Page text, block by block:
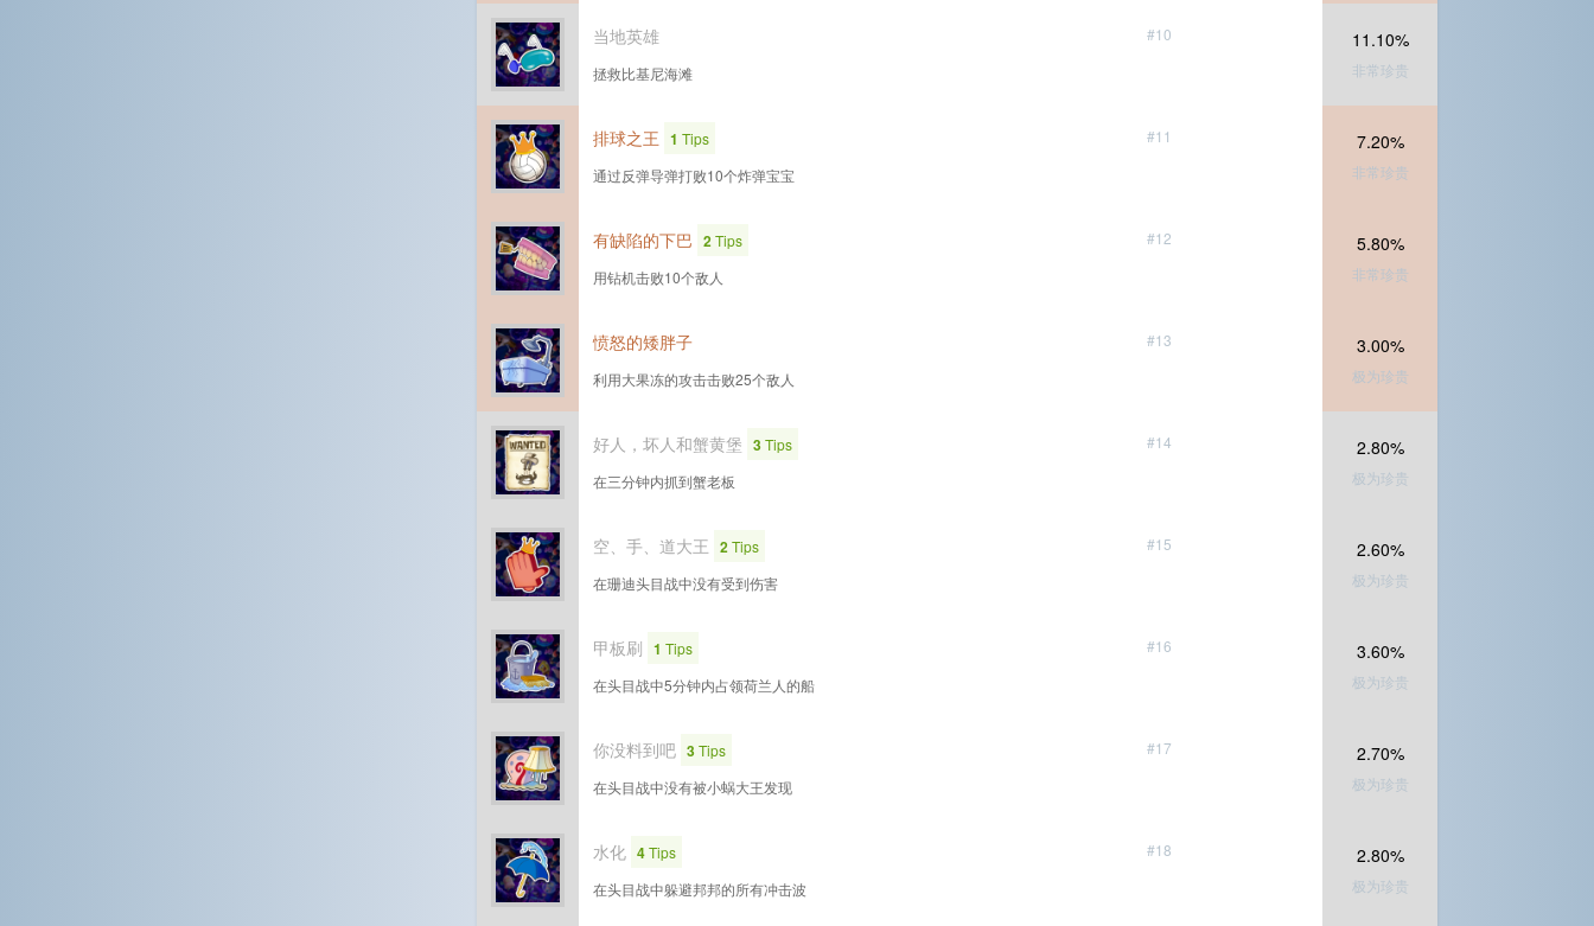
#10
当地英雄
拯救比基尼海滩
11.10%
非常珍贵
#11
排球之王 1 Tips
通过反弹导弹打败10个炸弹宝宝
7.20%
非常珍贵
#12
有缺陷的下巴 2Tips
用钻机击败10个敌人
5.80%
非常珍贵
#13
愤怒的矮胖子
利用大果冻的攻击击败25个敌人
3.00%
极为珍贵
#14
好人，坏人和蟹黄堡 3Tips
在三分钟内抓到蟹老板
2.80%
极为珍贵
#15
空、手、道大王 2Tips
在珊迪头目战中没有受到伤害
2.60%
极为珍贵
#16
甲板刷 1 Tips
在头目战中5分钟内占领荷兰人的船
3.60%
极为珍贵
#17
你没料到吧 3Tips
在头目战中没有被小蜗大王发现
2.70%
极为珍贵
#18
水化 4Tips
在头目战中躲避邦邦的所有冲击波
2.80%
极为珍贵